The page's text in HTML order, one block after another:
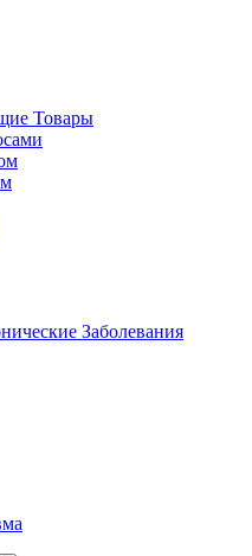
Товары
Заболевания